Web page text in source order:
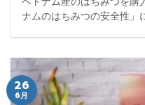
ナムのはちみつの安全性」
す。 ... ...
26
6月